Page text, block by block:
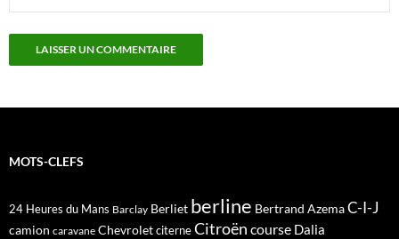
MOTS-CLEFS
24 Heures du Mans Barclay Berliet berline Bertrand AzemaC-I-J
camion caravane ChevroletciterneCitroën course Dalia